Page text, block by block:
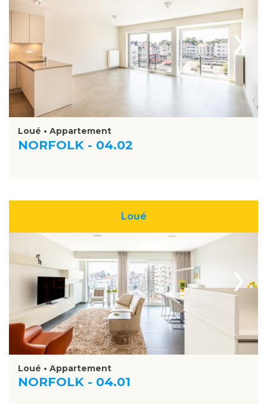
›
Loué • Appartement
NORFOLK - 04.02
Loué
›
Loué • Appartement
NORFOLK - 04.01